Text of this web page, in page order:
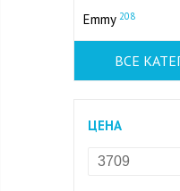
Emmy 208
ВСЕ
ЦЕНА